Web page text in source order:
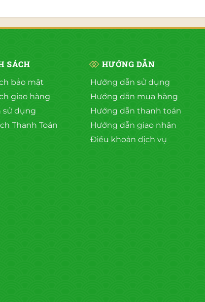
SÁCH
bảo mật
giao hàng
sử dụng
Thanh Toán
HƯỚNG DẪN
Hướng dẫn sử dụng
Hướng dẫn mua hàng
Hướng dẫn thanh toán
Hướng dẫn giao nhận
Điều khoản dịch vụ